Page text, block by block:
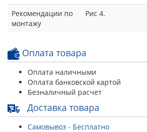
Рекомендации по
монтажу
Рис 4.
Оплата товара
Оплата наличными
Оплата банковской картой
Безналичный расчет
Доставка товара
Самовывоз - Бесплатно